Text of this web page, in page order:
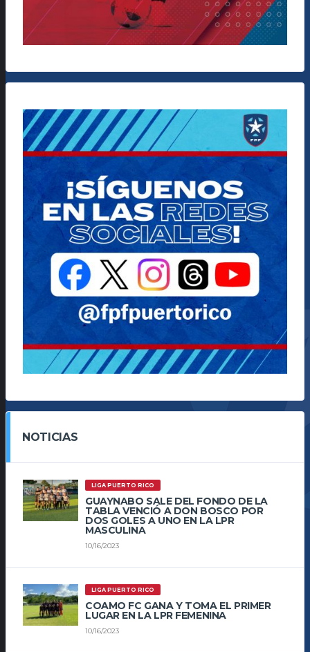
NOTICIAS
LIGA PUERTO RICO
GUAYNABO SALE DEL FONDO DE LA
TABLA VENCIÓ A DON BOSCO POR
DOS GOLES A UNO EN LA LPR
MASCULINA
10/16/2023
LIGA PUERTO RICO
COAMO FC GANA Y TOMA EL PRIMER
LUGAR EN LA LPR FEMENINA
10/16/2023